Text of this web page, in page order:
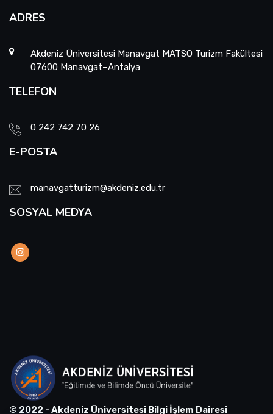
ADRES
Akdeniz Üniversitesi Manavgat MATSO Turizm Fakültesi
07600 Manavgat–Antalya
TELEFON
0 242 742 70 26
E-POSTA
manavgatturizm@akdeniz.edu.tr
SOSYAL MEDYA
© 2022 - Akdeniz Üniversitesi Bilgi İşlem Dairesi